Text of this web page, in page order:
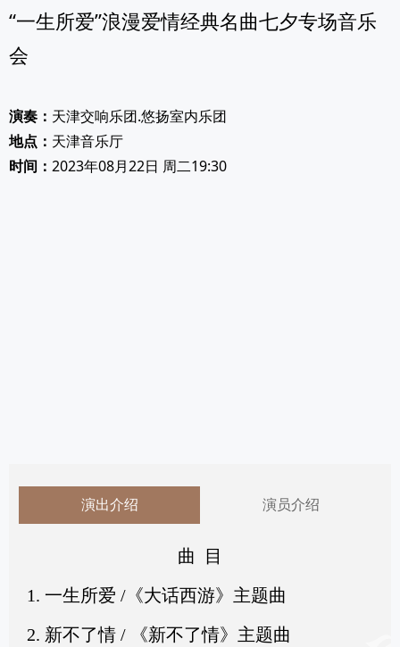
“一生所爱”浪漫爱情经典名曲七夕专场音乐
会
演奏： 天津交响乐团.悠扬室内乐团
地点： 天津音乐厅
时间： 2023年08月22日 周二19:30
演出介绍 演员介绍
曲 目
1. 一生所爱 /《大话西游》主题曲
2. 新不了情 / 《新不了情》主题曲